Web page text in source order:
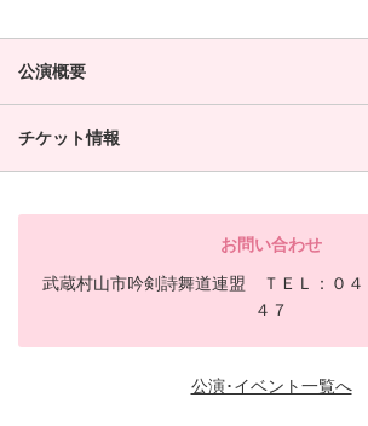
公演概要
チケット情報
お問い合わせ
武蔵村山市吟剣詩舞道連盟 ＴＥＬ：０４
４７
公演･イベント一覧へ